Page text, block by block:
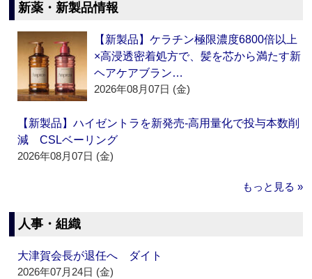
新薬・新製品情報
【新製品】ケラチン極限濃度6800倍以上
×高浸透密着処方で、髪を芯から満たす新
ヘアケアブラン…
2026年08月07日 (金)
【新製品】ハイゼントラを新発売‐高用量化で投与本数削
減 CSLベーリング
2026年08月07日 (金)
もっと見る »
人事・組織
大津賀会長が退任へ ダイト
2026年07月24日 (金)